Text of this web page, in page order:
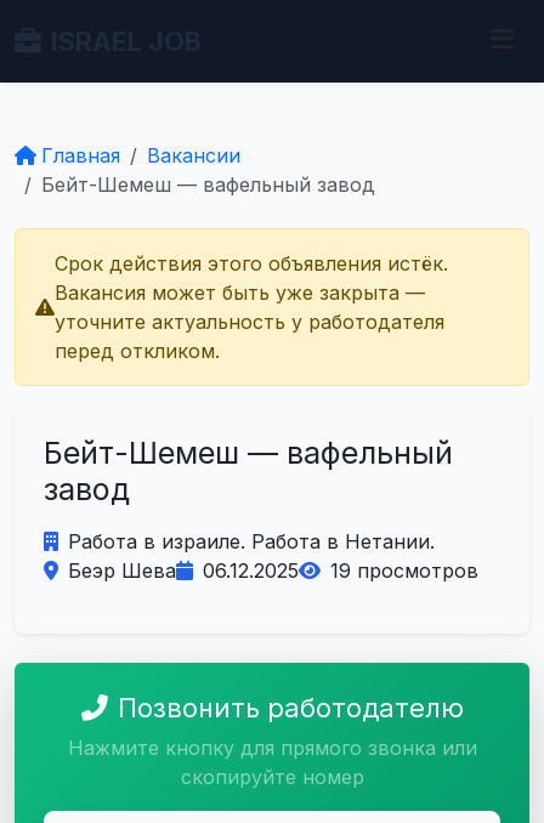
Главная
Вакансии
Бейт-Шемеш — вафельный завод
Срок действия этого объявления истёк.
Вакансия может быть уже закрыта —
уточните актуальность у работодателя
перед откликом.
Бейт-Шемеш — вафельный
завод
Работа в израиле. Работа в Нетании.
Беэр Шева
06.12.2025 19 просмотров
Позвонить работодателю
Нажмите кнопку для прямого звонка или
скопируйте номер